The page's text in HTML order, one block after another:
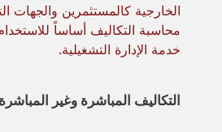
الخارجية كالمستثمرين والجهات
محاسبة التكاليف أساساً
خدمة الإدارة التشغيلية.
التكاليف المباشرة وغير المباشرة